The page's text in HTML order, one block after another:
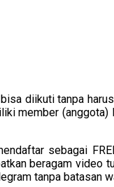
diikuti tanpa
member
sebagai
beragam video
tanpa batasan